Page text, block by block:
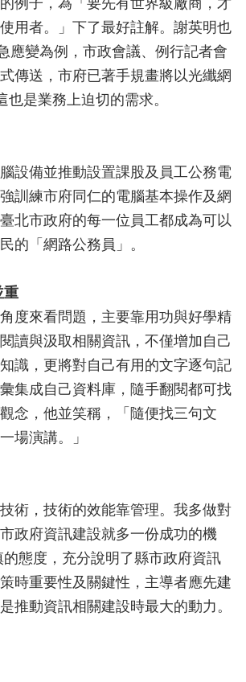
例子，為「要先有世界級廠商，才
用者。」下了最好註解。謝英明也
應變為例，市政會議、例行記者會
傳送，市府已著手規畫將以光纖網
也是業務上迫切的需求。
設備並推動設置課股及員工公務電
訓練市府同仁的電腦基本操作及網
北市政府的每一位員工都成為可以
的「網路公務員」。
重
度來看問題，主要靠用功與好學精
讀與汲取相關資訊，不僅增加自己
識，更將對自己有用的文字逐句記
集成自己資料庫，隨手翻閱都可找
念，他並笑稱，「隨便找三句文
場演講。」
技術，技術的效能靠管理。我多做對
政府資訊建設就多一份成功的機
態度，充分說明了縣市政府資訊
時重要性及關鍵性，主導者應先建
推動資訊相關建設時最大的動力。